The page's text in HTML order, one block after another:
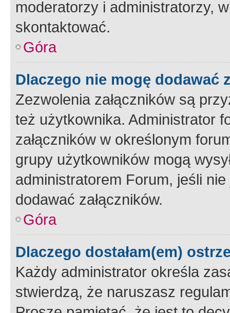
moderatorzy i administratorzy,
skontaktować.
Góra
Dlaczego nie mogę dodawać
Zezwolenia załączników są
też użytkownika. Administrator
załączników w określonym
grupy użytkowników mogą
administratorem Forum, jeśli
dodawać załączników.
Góra
Dlaczego dostałam(em)
Każdy administrator określa
stwierdzą, że naruszasz